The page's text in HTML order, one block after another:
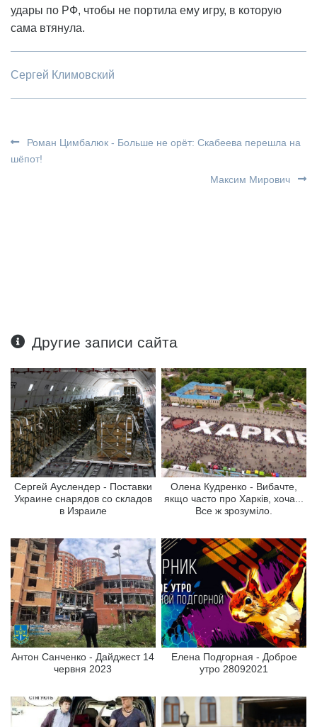
удары по РФ, чтобы не портила ему игру, в которую
сама втянула.
Сергей Климовский
Роман Цимбалюк - Больше не орёт: Скабеева перешла на
шёпот!
Максим Мирович
Другие записи сайта
Сергей Ауслендер - Поставки
Украине снарядов со складов
в Израиле
Олена Кудренко - Вибачте,
якщо часто про Харків, хоча...
Все ж зрозуміло.
Антон Санченко - Дайджест 14
червня 2023
Елена Подгорная - Доброе
утро 28092021